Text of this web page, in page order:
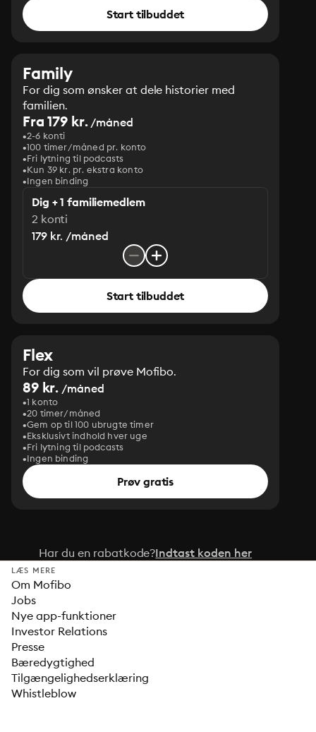
Start tilbuddet
Family
For dig som ønsker at dele historier med
familien.
Fra 179 kr./måned
2-6 konti
100 timer/måned pr. konto
Fri lytning til podcasts
Kun 39 kr. pr. ekstra konto
Ingen binding
Dig + 1 familiemedlem
2 konti
179 kr. /måned
Start tilbuddet
Flex
For dig som vil prøve Mofibo.
89 kr. /måned
1 konto
20 timer/måned
Gem op til 100 ubrugte timer
Eksklusivt indhold hver uge
Fri lytning til podcasts
Ingen binding
Prøv gratis
Har du en rabatkode?Indtast koden her
LÆS MERE
Om Mofibo
Jobs
Nye app-funktioner
Investor Relations
Presse
Bæredygtighed
Tilgængelighedserklæring
Whistleblow